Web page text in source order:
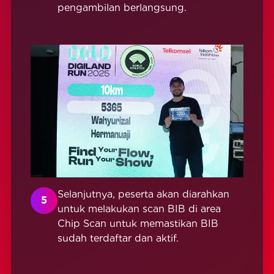
pengambilan berlangsung.
5
Selanjutnya, peserta akan diarahkan
untuk melakukan scan BIB di area
Chip Scan untuk memastikan BIB
sudah terdaftar dan aktif.